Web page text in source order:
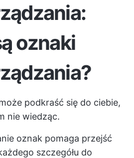
oznaki
podkraść się do ciebie,
nie wiedząc.
oznak pomaga przejść
szczegółu do